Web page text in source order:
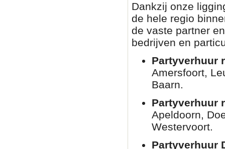
Dankzij onze
de hele regio
de vaste partner
bedrijven en
Partyverhuur
Amersfoort,
Baarn.
Partyverhuur
Apeldoorn,
Westervoort.
Partyverhuur